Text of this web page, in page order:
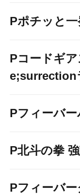
Pポチッと
Pコードギ
e;surrection
Pフィーバ
P北斗の拳
Pフィーバ